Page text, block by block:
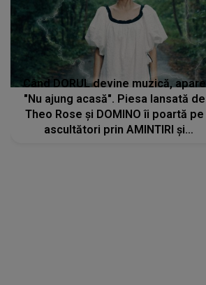
Când DORUL devine muzică, apare
"Nu ajung acasă". Piesa lansată de
Theo Rose și DOMINO îi poartă pe
ascultători prin AMINTIRI și